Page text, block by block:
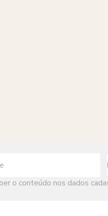
o conteúdo nos dados